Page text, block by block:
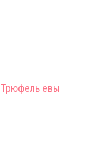
Трюфель евы